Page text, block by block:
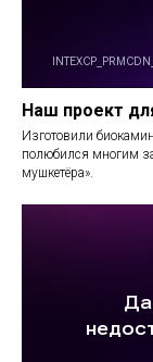
Наш проект
Изготовили
полюбился многим
мушкетёра».